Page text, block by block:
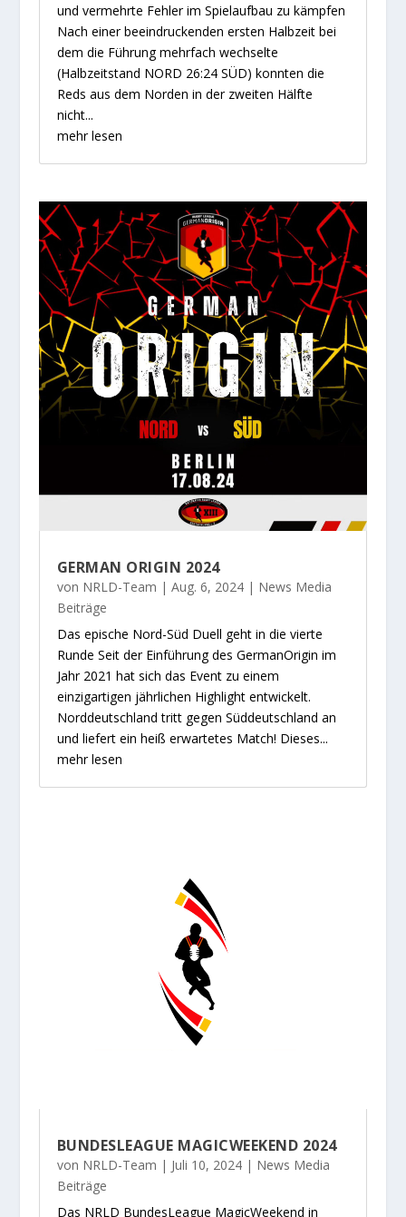
und vermehrte Fehler im Spielaufbau zu kämpfen
Nach einer beeindruckenden ersten Halbzeit bei
dem die Führung mehrfach wechselte
(Halbzeitstand NORD 26:24 SÜD) konnten die
Reds aus dem Norden in der zweiten Hälfte
nicht...
mehr lesen
GERMAN ORIGIN 2024
von NRLD-Team | Aug. 6, 2024| News Media
Beiträge
Das epische Nord-Süd Duell geht in die vierte
Runde Seit der Einführung des GermanOrigin im
Jahr 2021 hat sich das Event zu einem
einzigartigen jährlichen Highlight entwickelt.
Norddeutschland tritt gegen Süddeutschland an
und liefert ein heiß erwartetes Match! Dieses...
mehr lesen
BUNDESLEAGUE MAGICWEEKEND 2024
von NRLD-Team | Juli 10, 2024| News Media
Beiträge
Das NRLD BundesLeague MagicWeekend in